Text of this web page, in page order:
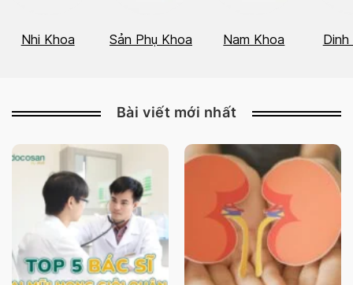
Nhi Khoa Sản Phụ Khoa Nam Khoa Dinh
Bài viết mới nhất